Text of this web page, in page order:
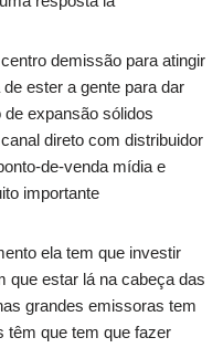
demissão para atingir
ester a gente para dar
expansão sólidos
direto com distribuidor
de-venda mídia e
importante
ela tem que investir
que estar lá na cabeça das
grandes emissoras tem
têm que tem que fazer